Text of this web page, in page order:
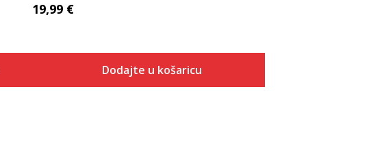
19,99 €
Dodajte u košaricu